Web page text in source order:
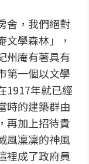
舍，我們絕對
文學森林」，
州庵有著具有
第一個以文學
1917年就已經
時的建築群由
再加上招待貴
風凜凜的神風
裡成了政府員